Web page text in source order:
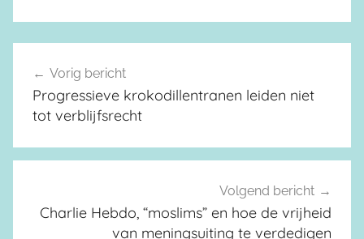
Berichtnavigatie
Vorig bericht
Progressieve krokodillentranen leiden niet
tot verblijfsrecht
Volgend bericht
Charlie Hebdo, “moslims” en hoe de vrijheid
van meningsuiting te verdedigen